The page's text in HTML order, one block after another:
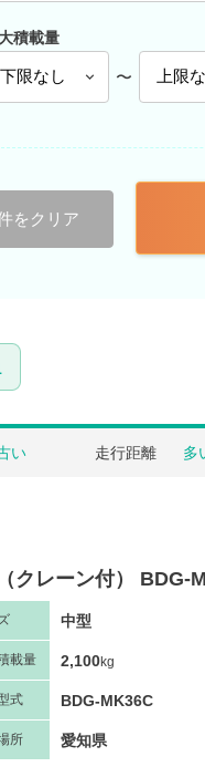
積載量
〜
をクリア
い 走行距離 多
クレーン付） BDG-
中型
載量 2,100kg
式 BDG-MK36C
所 愛知県